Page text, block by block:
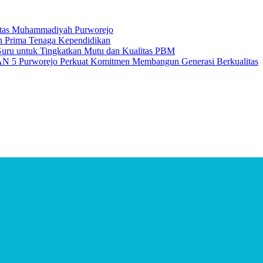
Muhammadiyah Purworejo
Tenaga Kependidikan
untuk Tingkatkan Mutu dan Kualitas PBM
Purworejo Perkuat Komitmen Membangun Generasi Berkualitas